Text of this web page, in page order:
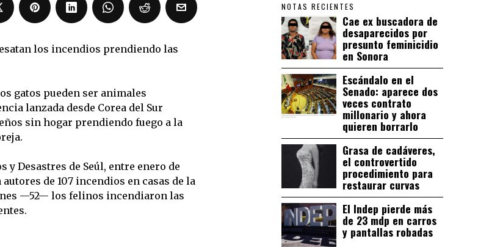
los incendios prendiendo las
gatos pueden ser animales
lanzada desde Corea del Sur
sin hogar prendiendo fuego a la
y Desastres de Seúl, entre enero de
de 107 incendios en casas de la
—52— los felinos incendiaron las
NOTAS RECIENTES
Cae ex buscadora de
desaparecidos por
presunto feminicidio
en Sonora
Escándalo en el
Senado: aparece dos
veces contrato
millonario y ahora
quieren borrarlo
Grasa de cadáveres,
el controvertido
procedimiento para
restaurar curvas
El Indep pierde más
de 23 mdp en carros
y pantallas robadas